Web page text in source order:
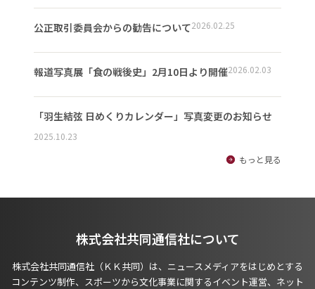
公正取引委員会からの勧告について2026.02.25
報道写真展「食の戦後史」2月10日より開催2026.02.03
「羽生結弦 日めくりカレンダー」写真変更のお知らせ
2025.10.23
もっと見る
株式会社共同通信社について
株式会社共同通信社（ＫＫ共同）は、ニュースメディアをはじめとする
コンテンツ制作、スポーツから文化事業に関するイベント運営、ネット